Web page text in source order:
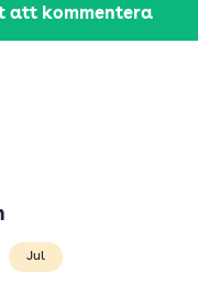
att kommentera
Jul